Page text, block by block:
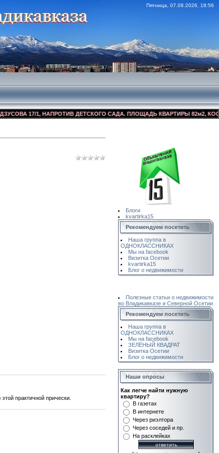
Пятница, 07.08.2026, 18:56
17/1, НАПРОТИВ ДЕТСКОГО САДА. ПЛОЩАДЬ КВАРТИРЫ 82м2,
практичной прически.
Блоги
kvartirka15
Рекомендуем посетить
Наша группа в
ОДНОКЛАССНИКАХ
Мы на facebook
Визитка Осетии
kvartirka15
Блог о недвижимости
Полезные статьи о недвижимости
во Владикавказе и Северной Осетии
Рекомендуем посетить
Наша группа в
ОДНОКЛАССНИКАХ
Мы на facebook
ЗЕЛЁНЫЙ КВАДРАТ
Визитка Осетии
Блог о недвижимости
Наши опросы
Как легче найти нужную
квартиру?
В газетах
В интернете
Через риэлтора
Через соседей и пр.
На расклейках